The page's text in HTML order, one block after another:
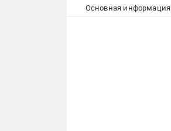
Основная информация